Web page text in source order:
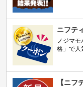
ニフテ
ノジマ
格」で人
【ニフ